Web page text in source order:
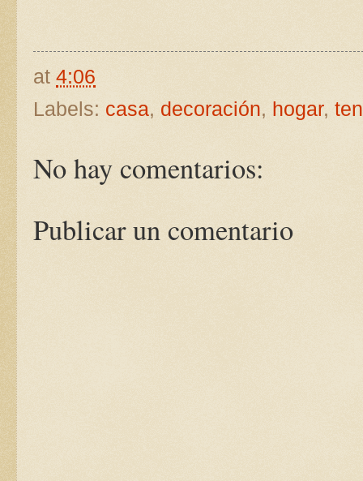
at 4:06
Labels: casa, decoración, hogar,
No hay comentarios:
Publicar un comentario